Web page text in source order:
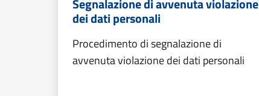
Segnalazione di avvenuta violazione
dei dati personali
Procedimento di segnalazione di
avvenuta violazione dei dati personali